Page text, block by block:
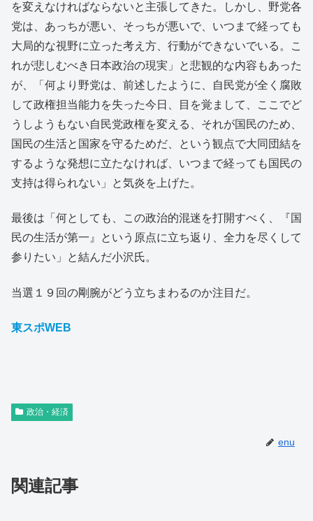
を変えなければならないと主張してきた。しかし、野党各
党は、あっちが悪い、そっちが悪いで、いつまで経っても
大局的な視野に立った考え方、行動ができないでいる。こ
れが悲しむべき日本政治の現実」と悲観的な内容もあった
が、「何より野党は、前述したように、自民党が全く腐敗
して政権担当能力を失った今日、目を覚まして、ここでど
うしようもない自民党政権を変える、それが国民のため、
国民の生活と国家を守るためだ、という観点で大同団結を
するような発想に立たなければ、いつまで経っても国民の
支持は得られない」と気炎を上げた。
最後は「何としても、この政治的混迷を打開すべく、『国
民の生活が第一』という原点に立ち返り、全力を尽くして
参りたい」と結んだ小沢氏。
当選１９回の剛腕がどう立ちまわるのか注目だ。
東スポWEB
政治・経済
enu
関連記事